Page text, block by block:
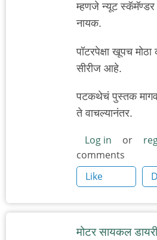
म्हणजे न्यूट स्कॅमॅण्डर
नायक.
पॉटरपेक्षा खूपच
सीरीज आहे.
पटकथेचं पुस्तक
ते वाचल्यानंतर.
Log in or
comments
Like
मोटर सायकल